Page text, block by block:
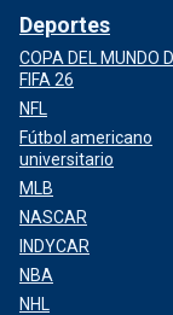
Deportes
COPA DEL MUNDO
FIFA 26
NFL
Fútbol americano
universitario
MLB
NASCAR
INDYCAR
NBA
NHL